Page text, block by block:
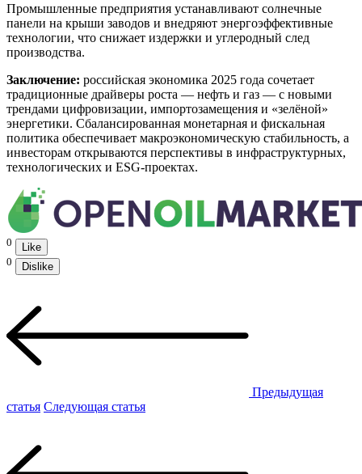
Промышленные предприятия устанавливают солнечные
панели на крыши заводов и внедряют энергоэффективные
технологии, что снижает издержки и углеродный след
производства.
Заключение: российская экономика 2025 года сочетает
традиционные драйверы роста — нефть и газ — с новыми
трендами цифровизации, импортозамещения и «зелёной»
энергетики. Сбалансированная монетарная и фискальная
политика обеспечивает макроэкономическую стабильность, а
инвесторам открываются перспективы в инфраструктурных,
технологических и ESG-проектах.
0
Like
0
Dislike
Предыдущая
статья Следующая статья